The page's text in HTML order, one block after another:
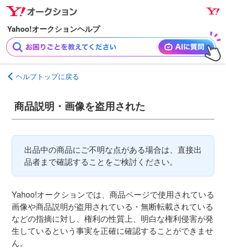
ナ
ビ
ゲ
ー
シ
ョ
ン
キ
メ
イ
ン
コ
ン
テ
ン
ス
ヘルプトップに戻る
商品説明・画像を盗用された
出品中の商品にご不明な点がある場合は、直接出
品者まで確認することをご検討ください。
Yahoo!オークションでは、商品ページで使用されている
画像や商品説明が盗用されている・無断転載されている
などの指摘に対し、権利の性質上、明白な権利侵害が発
生しているという事実を正確に確認することができませ
ん。